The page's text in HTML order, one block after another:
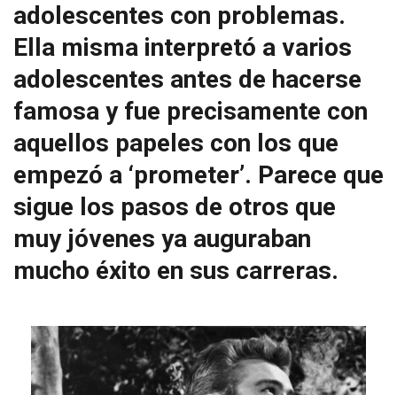
adolescentes con problemas.
Ella misma interpretó a varios
adolescentes antes de hacerse
famosa y fue precisamente con
aquellos papeles con los que
empezó a ‘prometer’. Parece que
sigue los pasos de otros que
muy jóvenes ya auguraban
mucho éxito en sus carreras.